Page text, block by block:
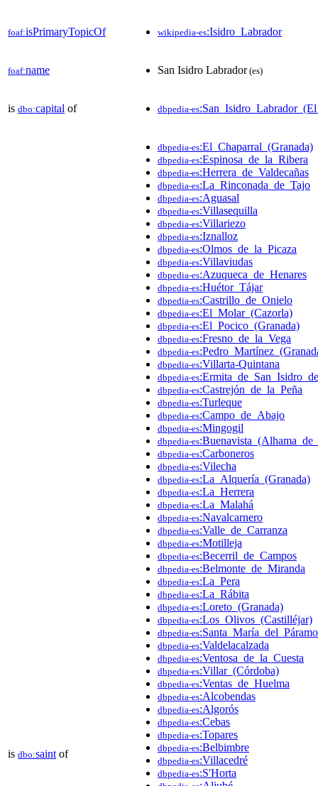
foaf:isPrimaryTopicOf wikipedia-es:Isidro_Labrador
foaf:name San Isidro Labrador(es)
is dbo:capital of dbpedia-es
is dbo:saint of
dbpedia-es:El_Chaparral_(Granada)
dbpedia-es:Espinosa_de_la_Ribera
dbpedia-es:Herrera_de_Valdecañas
dbpedia-es:La_Rinconada_de_Tajo
dbpedia-es:Aguasal
dbpedia-es:Villasequilla
dbpedia-es:Villariezo
dbpedia-es:Iznalloz
dbpedia-es:Olmos_de_la_Picaza
dbpedia-es:Villaviudas
dbpedia-es:Azuqueca_de_Henares
dbpedia-es:Huétor_Tájar
dbpedia-es:Castrillo_de_Onielo
dbpedia-es:El_Molar_(Cazorla)
dbpedia-es:El_Pocico_(Granada)
dbpedia-es:Fresno_de_la_Vega
dbpedia-es
dbpedia-es:Villarta-Quintana
dbpedia-es
dbpedia-es:Castrejón_de_la_Peña
dbpedia-es:Turleque
dbpedia-es:Campo_de_Abajo
dbpedia-es:Mingogil
dbpedia-es
dbpedia-es:Carboneros
dbpedia-es:Vilecha
dbpedia-es:La_Alquería_(Granada)
dbpedia-es:La_Herrera
dbpedia-es:La_Malahá
dbpedia-es:Navalcarnero
dbpedia-es:Valle_de_Carranza
dbpedia-es:Motilleja
dbpedia-es:Becerril_de_Campos
dbpedia-es:Belmonte_de_Miranda
dbpedia-es:La_Pera
dbpedia-es:La_Rábita
dbpedia-es:Loreto_(Granada)
dbpedia-es:Los_Olivos_(Castilléjar)
dbpedia-es:Santa_María_del_Páramo
dbpedia-es:Valdelacalzada
dbpedia-es:Ventosa_de_la_Cuesta
dbpedia-es:Villar_(Córdoba)
dbpedia-es:Ventas_de_Huelma
dbpedia-es:Alcobendas
dbpedia-es:Algorós
dbpedia-es:Cebas
dbpedia-es:Topares
dbpedia-es:Belbimbre
dbpedia-es:Villacedré
dbpedia-es:S'Horta